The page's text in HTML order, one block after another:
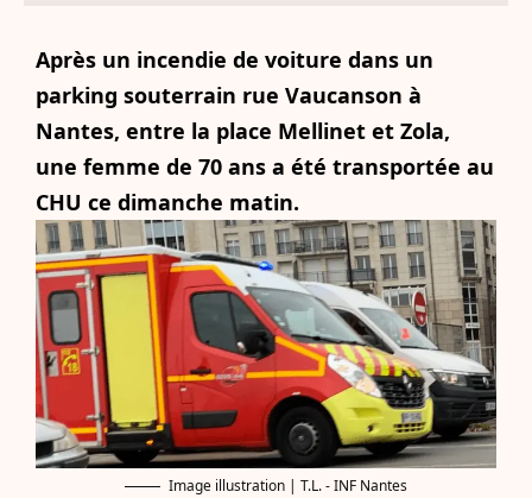
Après un incendie de voiture dans un
parking souterrain rue Vaucanson à
Nantes, entre la place Mellinet et Zola,
une femme de 70 ans a été transportée au
CHU ce dimanche matin.
Image illustration | T.L. - INF Nantes